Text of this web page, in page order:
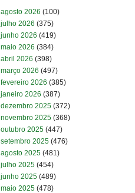
agosto 2026 (100)
julho 2026 (375)
junho 2026 (419)
maio 2026 (384)
abril 2026 (398)
março 2026 (497)
fevereiro 2026 (385)
janeiro 2026 (387)
dezembro 2025 (372)
novembro 2025 (368)
outubro 2025 (447)
setembro 2025 (476)
agosto 2025 (481)
julho 2025 (454)
junho 2025 (489)
maio 2025 (478)